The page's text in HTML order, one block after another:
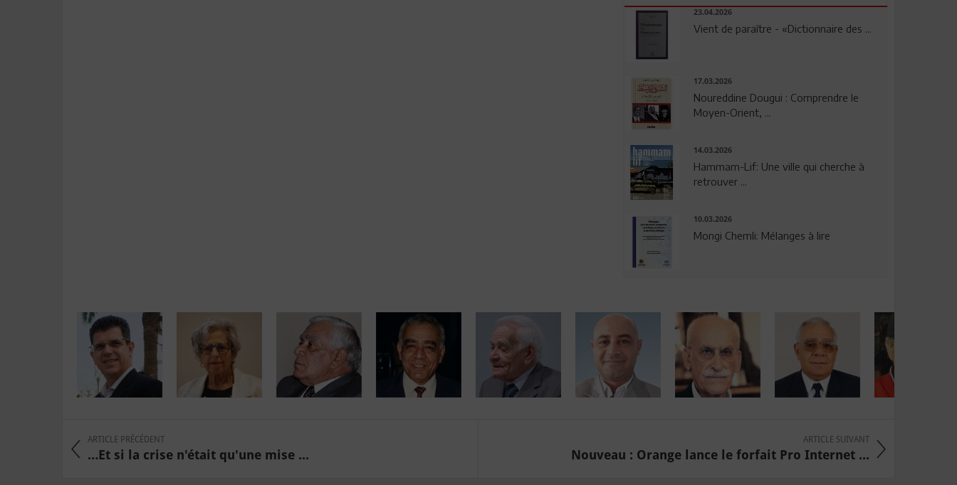
23.04.2026
Vient de paraître - «Dictionnaire des ...
17.03.2026
Noureddine Dougui : Comprendre le
Moyen-Orient, ...
14.03.2026
Hammam-Lif: Une ville qui cherche à
retrouver ...
10.03.2026
Mongi Chemli: Mélanges à lire
ARTICLE PRÉCÉDENT
…Et si la crise n'était qu'une mise ...
ARTICLE SUIVANT
Nouveau : Orange lance le forfait Pro Internet ...